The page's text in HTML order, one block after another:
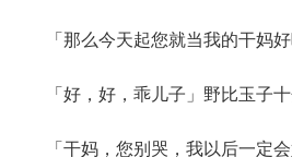
「那么今天起您就当我的干妈好
「好，好，乖儿子」野比玉子十
「干妈，您别哭，我以后一定会